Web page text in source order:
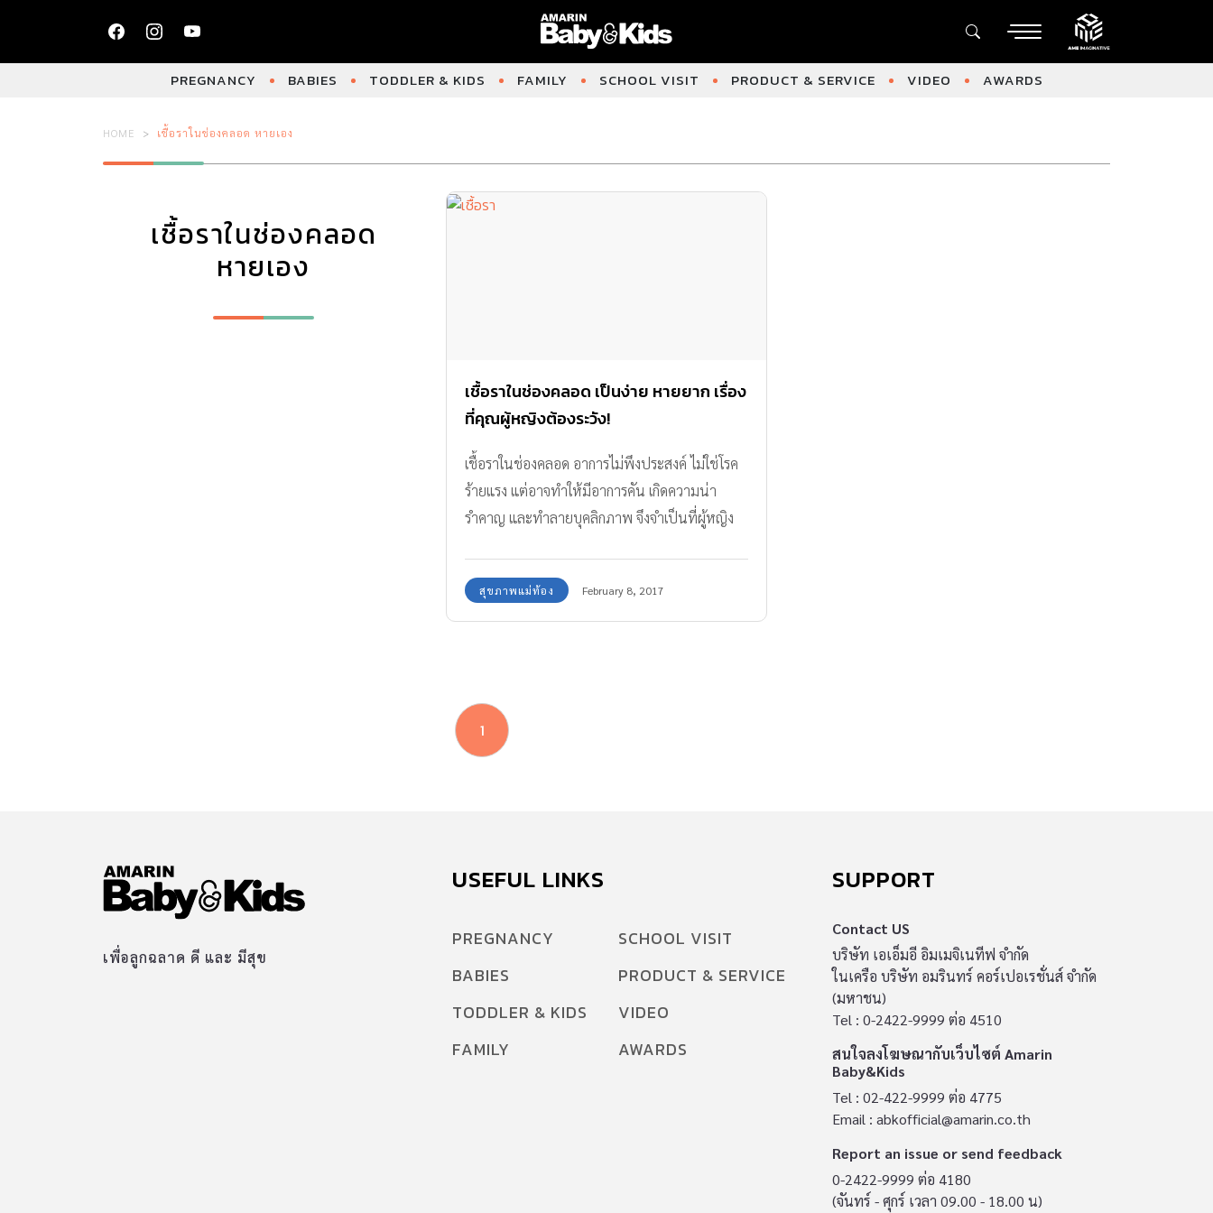
PREGNANCY BABIES TODDLER & KIDS FAMILY SCHOOL VISIT PRODUCT & SERVICE VIDEO AWARDS
HOME เชื้อราในช่องคลอด หายเอง
เชื้อราในช่องคลอด
หายเอง
เชื้อราในช่องคลอด เป็นง่าย หายยาก เรื่อง
ที่คุณผู้หญิงต้องระวัง!
เชื้อราในช่องคลอด อาการไม่พึงประสงค์ ไม่ใช่โรค
ร้ายแรง แต่อาจทำให้มีอาการคัน เกิดความน่า
รำคาญ และทำลายบุคลิกภาพ จึงจำเป็นที่ผู้หญิง
สุขภาพแม่ท้อง February 8, 2017
1
เพื่อลูกฉลาด ดี และ มีสุข
USEFUL LINKS
PREGNANCY
BABIES
TODDLER & KIDS
FAMILY
SCHOOL VISIT
PRODUCT & SERVICE
VIDEO
AWARDS
SUPPORT
Contact US
บริษัท เอเอ็มอี อิมเมจิเนทีฟ จำกัด
ในเครือ บริษัท อมรินทร์ คอร์เปอเรชั่นส์ จำกัด
(มหาชน)
Tel : 0-2422-9999 ต่อ 4510
สนใจลงโฆษณากับเว็บไซต์ Amarin
Baby&Kids
Tel : 02-422-9999 ต่อ 4775
Email : abkofficial@amarin.co.th
Report an issue or send feedback
0-2422-9999 ต่อ 4180
(จันทร์ - ศุกร์ เวลา 09.00 - 18.00 น)